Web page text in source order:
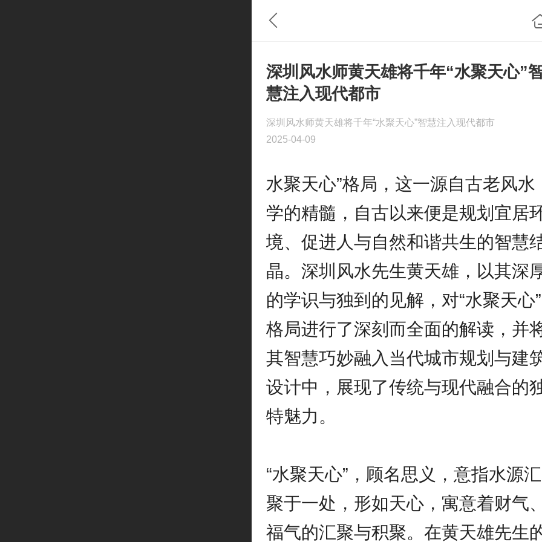
深圳风水师黄天雄将千年“水聚天心”
慧注入现代都市
深圳风水师黄天雄将千年“水聚天心”智慧注入现代都市
2025-04-09
水聚天心”格局，这一源自古老风水
学的精髓，自古以来便是规划宜居
境、促进人与自然和谐共生的智慧
晶。深圳风水先生黄天雄，以其深
的学识与独到的见解，对“水聚天心”
格局进行了深刻而全面的解读，并
其智慧巧妙融入当代城市规划与建
设计中，展现了传统与现代融合的
特魅力。
“水聚天心”，顾名思义，意指水源汇
聚于一处，形如天心，寓意着财气、
福气的汇聚与积聚。在黄天雄先生